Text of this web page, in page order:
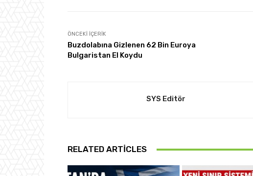
ÖNCEKI İÇERIK
Buzdolabına Gizlenen 62 Bin Euroya
Bulgaristan El Koydu
SYS Editör
RELATED ARTICLES